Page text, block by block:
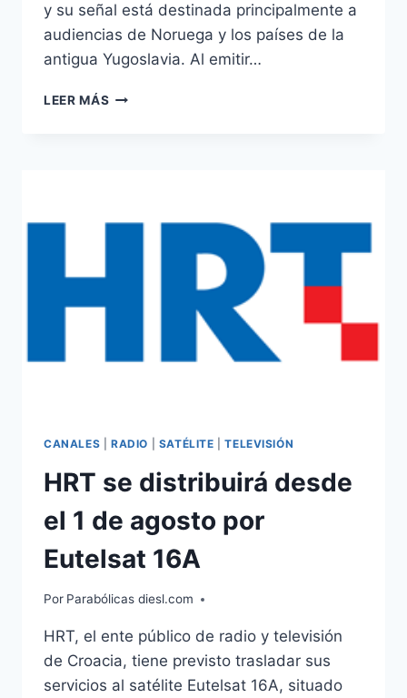
y su señal está destinada principalmente a
audiencias de Noruega y los países de la
antigua Yugoslavia. Al emitir…
LEER MÁS CANAL
CANALES RADIO SATÉLITE |TELEVISIÓN
HRT se distribuirá desde
el 1 de agosto por
Eutelsat 16A
Por Parabólicas diesl.com
HRT, el ente público de radio y televisión
de Croacia, tiene previsto trasladar sus
servicios al satélite Eutelsat 16A, situado